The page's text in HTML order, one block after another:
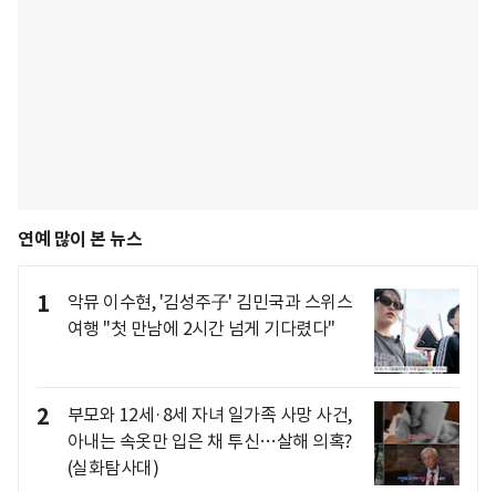
연예 많이 본 뉴스
1
악뮤 이수현, '김성주子' 김민국과 스위스
여행 "첫 만남에 2시간 넘게 기다렸다"
2
부모와 12세·8세 자녀 일가족 사망 사건,
아내는 속옷만 입은 채 투신…살해 의혹?
(실화탐사대)